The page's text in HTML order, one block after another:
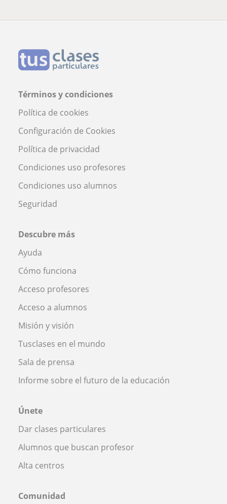
Términos y condiciones
Política de cookies
Configuración de Cookies
Política de privacidad
Condiciones uso profesores
Condiciones uso alumnos
Seguridad
Descubre más
Ayuda
Cómo funciona
Acceso profesores
Acceso a alumnos
Misión y visión
Tusclases en el mundo
Sala de prensa
Informe sobre el futuro de la educación
Únete
Dar clases particulares
Alumnos que buscan profesor
Alta centros
Comunidad